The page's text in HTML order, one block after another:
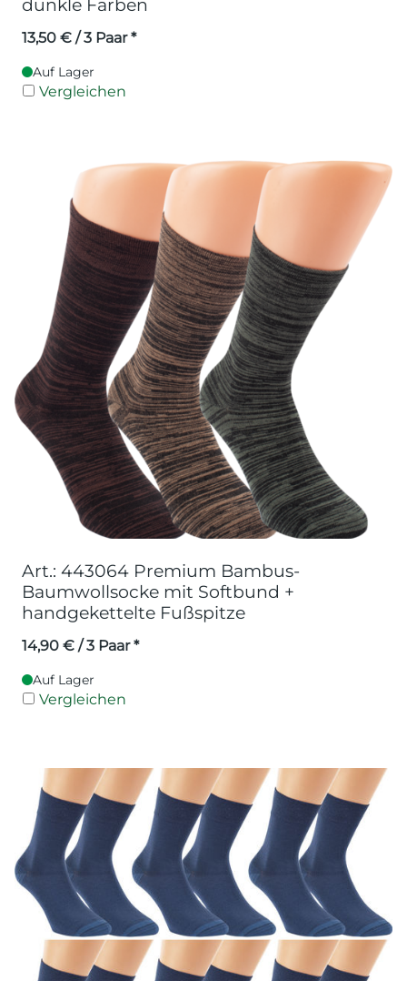
dunkle Farben
13,50 € / 3 Paar *
Auf Lager
Vergleichen
Art.: 443064 Premium Bambus-
Baumwollsocke mit Softbund +
handgekettelte Fußspitze
14,90 € / 3 Paar *
Auf Lager
Vergleichen